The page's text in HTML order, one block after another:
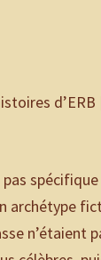
archétype
n’étaient